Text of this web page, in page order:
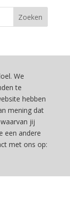
We
te
hebben
mening dat
jij
een andere
met ons op: